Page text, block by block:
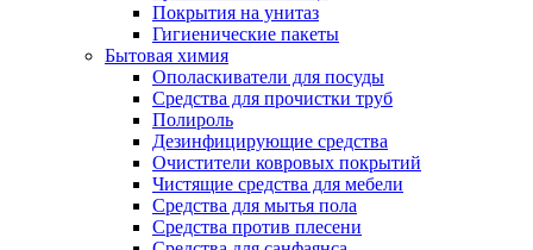
Покрытия на унитаз
Гигиенические пакеты
Бытовая химия
Ополаскиватели для посуды
Средства для прочистки труб
Полироль
Дезинфицирующие средства
Очистители ковровых покрытий
Чистящие средства для мебели
Средства для мытья пола
Средства против плесени